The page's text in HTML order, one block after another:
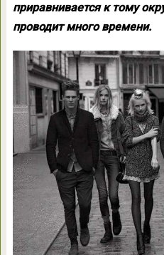
приравнивается к тому
проводит много времени.